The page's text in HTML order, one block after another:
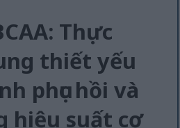
Thực
thiết yếu
phục hồi và
hiệu suất cơ